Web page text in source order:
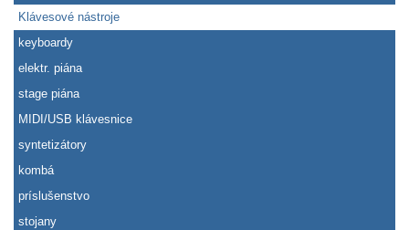
Klávesové nástroje
keyboardy
elektr. piána
stage piána
MIDI/USB klávesnice
syntetizátory
kombá
príslušenstvo
stojany